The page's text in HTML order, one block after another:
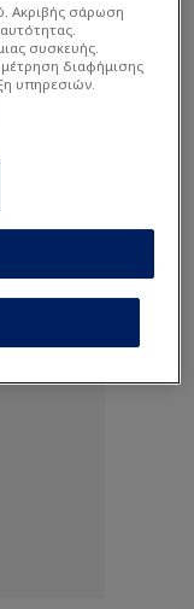
Ακριβής σάρωση
συσκευής.
διαφήμισης
υπηρεσιών.